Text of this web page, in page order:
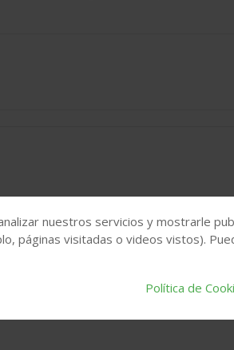
de vivienda caen por
mientras los precios
nuestros servicios y mostrarle
páginas visitadas o videos vistos).
Política de